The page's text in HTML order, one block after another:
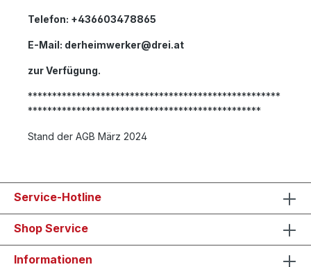
Telefon: +436603478865
E-Mail: derheimwerker@drei.at
zur Verfügung.
****************************************************
************************************************
Stand der AGB März 2024
Service-Hotline
Shop Service
Informationen